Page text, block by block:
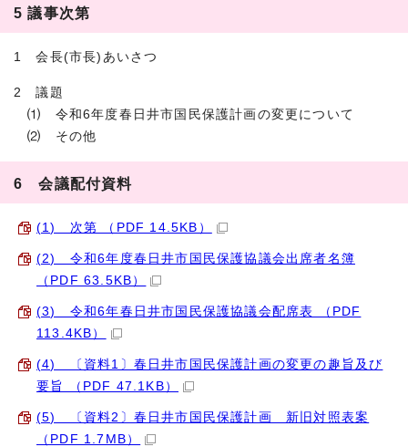
5 議事次第
1 会長(市長)あいさつ
2 議題
⑴ 令和6年度春日井市国民保護計画の変更について
⑵ その他
6 会議配付資料
(1) 次第 （PDF 14.5KB）
(2) 令和6年度春日井市国民保護協議会出席者名簿
（PDF 63.5KB）
(3) 令和6年春日井市国民保護協議会配席表 （PDF
113.4KB）
(4) 〔資料1〕春日井市国民保護計画の変更の趣旨及び
要旨 （PDF 47.1KB）
(5) 〔資料2〕春日井市国民保護計画 新旧対照表案
（PDF 1.7MB）